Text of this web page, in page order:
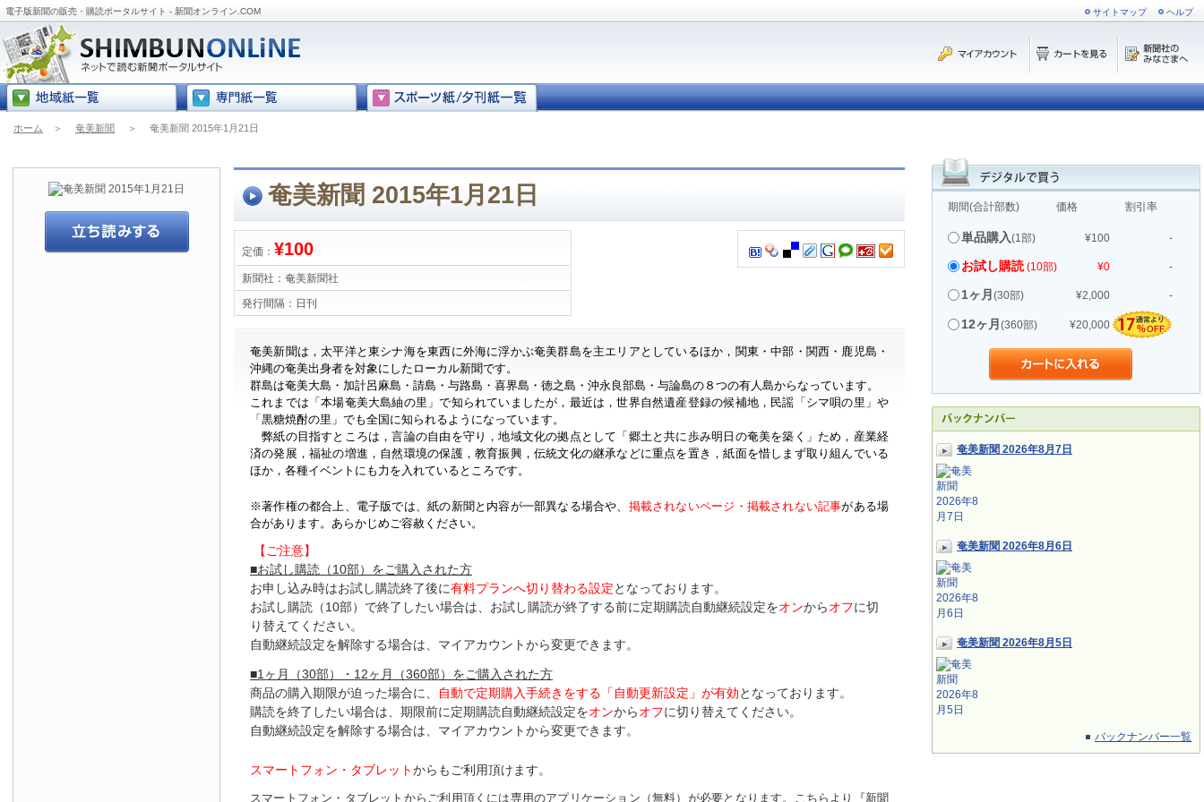
電子版新聞の販売・購読ポータルサイト - 新聞オンライン.COM サイトマップ ヘルプ
ホーム ＞ 奄美新聞 ＞ 奄美新聞 2015年1月21日
期間(合計部数) 価格 割引率
単品購入(1部) ¥100 -
お試し購読 (10部) ¥0 -
1ヶ月 (30部) ¥2,000 -
12ヶ月 (360部) ¥20,000
奄美新聞 2026年8月7日
奄美新聞 2026年8月6日
奄美新聞 2026年8月5日
バックナンバー一覧
奄美新聞 2015年1月21日
定価： ¥100
新聞社： 奄美新聞社
発行間隔： 日刊
奄美新聞は，太平洋と東シナ海を東西に外海に浮かぶ奄美群島を主エリアとしているほか，関東・中部・関西・鹿児島・
沖縄の奄美出身者を対象にしたローカル新聞です。
群島は奄美大島・加計呂麻島・請島・与路島・喜界島・徳之島・沖永良部島・与論島の８つの有人島からなっています。
これまでは「本場奄美大島紬の里」で知られていましたが，最近は，世界自然遺産登録の候補地，民謡「シマ唄の里」や
「黒糖焼酎の里」でも全国に知られるようになっています。
弊紙の目指すところは，言論の自由を守り，地域文化の拠点として「郷土と共に歩み明日の奄美を築く」ため，産業経
済の発展，福祉の増進，自然環境の保護，教育振興，伝統文化の継承などに重点を置き，紙面を惜しまず取り組んでいる
ほか，各種イベントにも力を入れているところです。
※著作権の都合上、 電子版では、紙の新聞と内容が一部異なる場合や、 掲載されないページ・掲載されない記事がある場
合があります。あらかじめご容赦ください。
【ご注意】
■お試し購読（10部）をご購入された方
お申し込み時はお試し購読終了後に有料プランへ切り替わる設定となっております。
お試し購読（10部）で終了したい場合は、お試し購読が終了する前に定期購読自動継続設定をオンからオフに切
り替えてください。
自動継続設定を解除する場合は、マイアカウントから変更できます。
■1ヶ月（30部）・12ヶ月（360部）をご購入された方
商品の購入期限が迫った場合に、
自動で定期購入手続きをする「自動更新設定」が有効となっております。
購読を終了したい場合は、期限前に定期購読自動継続設定をオンからオフに切り替えてください。
自動継続設定を解除する場合は、マイアカウントから変更できます。
スマートフォン・タブレットからもご利用頂けます。
スマートフォン・タブレットからご利用頂くには専用のアプリケーション（無料）が必要となります。 こちらより『新聞